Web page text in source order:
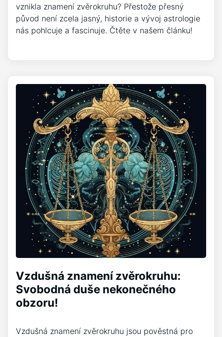
vznikla znamení zvěrokruhu? Přestože přesný
původ není zcela jasný, historie a vývoj astrologie
nás pohlcuje a fascinuje. Čtěte v našem článku!
Vzdušná znamení zvěrokruhu:
Svobodná duše nekonečného
obzoru!
Vzdušná znamení zvěrokruhu jsou pověstná pro